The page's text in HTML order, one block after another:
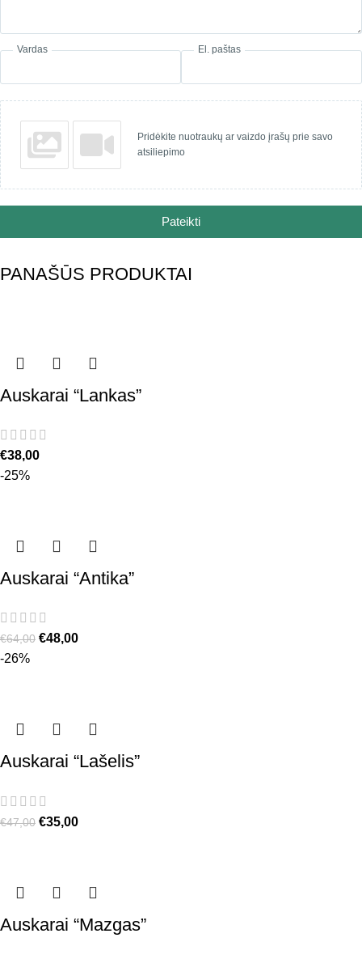
Vardas El. paštas
Pridėkite nuotraukų ar vaizdo įrašų prie savo
atsiliepimo
Pateikti
PANAŠŪS PRODUKTAI
Auskarai “Lankas”
€38,00
-25%
Auskarai “Antika”
€64,00 €48,00
-26%
Auskarai “Lašelis”
€47,00 €35,00
Auskarai “Mazgas”